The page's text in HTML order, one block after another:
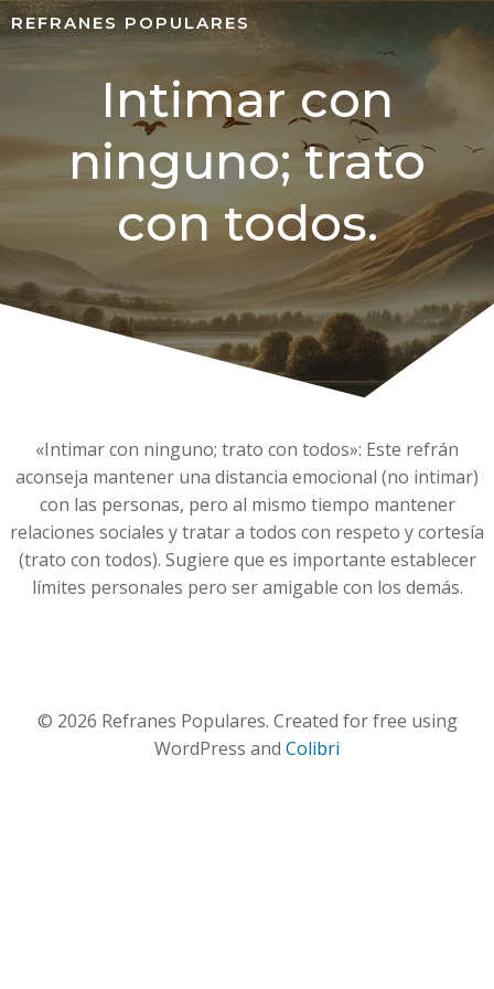
REFRANES POPULARES
Intimar con
ninguno; trato
con todos.
«Intimar con ninguno; trato con todos»: Este refrán
aconseja mantener una distancia emocional (no intimar)
con las personas, pero al mismo tiempo mantener
relaciones sociales y tratar a todos con respeto y cortesía
(trato con todos). Sugiere que es importante establecer
límites personales pero ser amigable con los demás.
© 2026 Refranes Populares. Created for free using
WordPress and Colibri